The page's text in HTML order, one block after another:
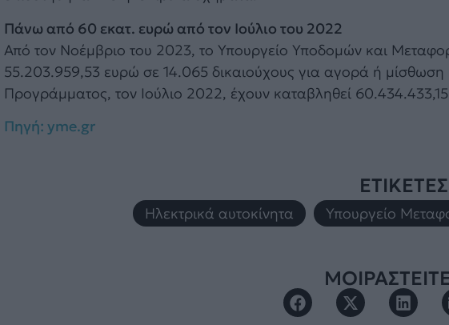
Πάνω από 60 εκατ. ευρώ από τον Ιούλιο του 2022
Από τον Νοέμβριο του 2023, το Υπουργείο Υποδομών και
55.203.959,53 ευρώ σε 14.065 δικαιούχους για αγορά ή μίσθωση
Προγράμματος, τον Ιούλιο 2022, έχουν καταβληθεί
Πηγή: yme.gr
ΕΤΙΚΕΤΕΣ
Ηλεκτρικά αυτοκίνητα Υπουργείο